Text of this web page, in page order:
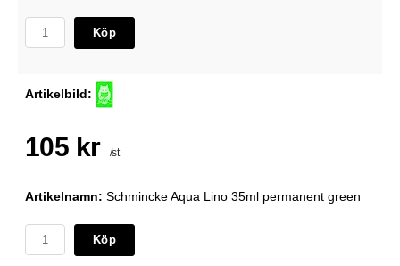
Köp
Artikelbild:
105 kr /st
Artikelnamn: Schmincke Aqua Lino 35ml permanent green
Köp